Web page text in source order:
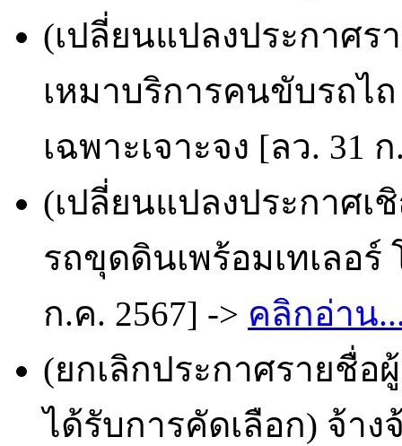
(เปลี่ยนแปลงประกาศร
เหมาบริการคนขับรถไ
เฉพาะเจาะจง [ลว. 31
(เปลี่ยนแปลงประกาศ
รถขุดดินเพร้อมเทเลอร์
ก.ค. 2567] -> คลิกอ่าน
(ยกเลิกประกาศรายชื่อ
ได้รับการคัดเลือก) จ้าง